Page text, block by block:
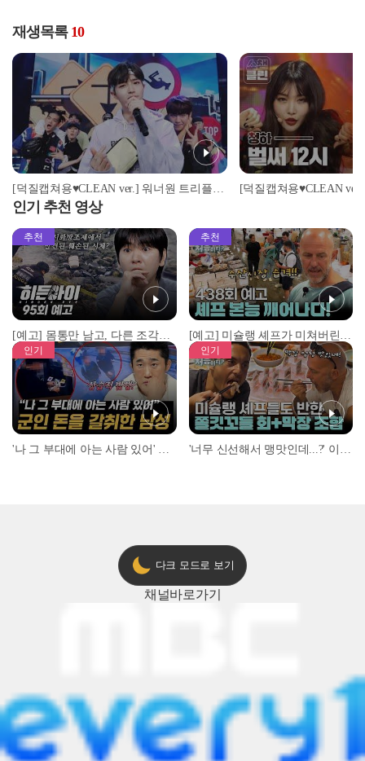
재생목록 10
[덕질캡쳐용♥CLEAN ver.] 워너원 트리플포지션 - 캥거루 (Wanna One - Kangaroo)
인기 추천 영상
추천
[예고] 몸통만 남고, 다른 조각은 어디에..? 시화호에서 드러난 충격적인 토막 살인사건!
추천
[예고] 미슐랭 셰프가 미쳐버린 이유! 본능이 깨어난 사건은?
인기 인기
다크 모드로 보기
채널바로가기